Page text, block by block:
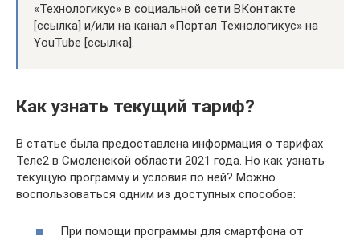
«Технологикус» в социальной сети ВКонтакте
[ссылка] и/или на канал «Портал Технологикус» на
YouTube [ссылка].
Как узнать текущий тариф?
В статье была предоставлена информация о тарифах
Теле2 в Смоленской области 2021 года. Но как узнать
текущую программу и условия по ней? Можно
воспользоваться одним из доступных способов:
При помощи программы для смартфона от